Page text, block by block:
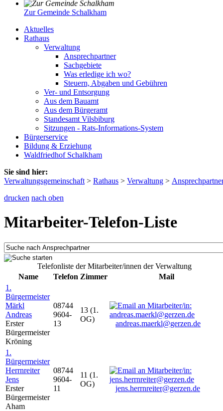
Zur Gemeinde Schalkham
Aktuelles
Rathaus
Verwaltung
Ansprechpartner
Sachgebiete
Was erledige ich wo?
Steuern, Abgaben und Gebühren
Ver- und Entsorgung
Aus dem Bauamt
Aus dem Bürgeramt
Standesamt Vilsbiburg
Sitzungen - Rats-Informations-System
Bürgerservice
Bildung & Erziehung
Waldfriedhof Schalkham
Sie sind hier:
Verwaltungsgemeinschaft > Rathaus > Verwaltung >
drucken nach oben
Mitarbeiter-Telefon-Liste
Telefonliste der Mitarbeiter/innen der Verwaltung
Name
Telefon Zimmer
Mail
1.
Bürgermeister
Märkl
Andreas
Erster
Bürgermeister
Kröning
08744
9604-
13
13 (1.
OG)
andreas.maerkl@gerzen.de
1.
Bürgermeister
Herrnreiter
Jens
Erster
Bürgermeister
Aham
08744
9604-
11
11 (1.
OG)
jens.herrnreiter@gerzen.de